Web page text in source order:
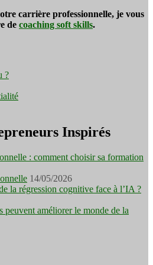
carrière professionnelle, je vous
de coaching soft skills.
?
Inspirés
: comment choisir sa formation
14/05/2026
la régression cognitive face à l’IA ?
peuvent améliorer le monde de la